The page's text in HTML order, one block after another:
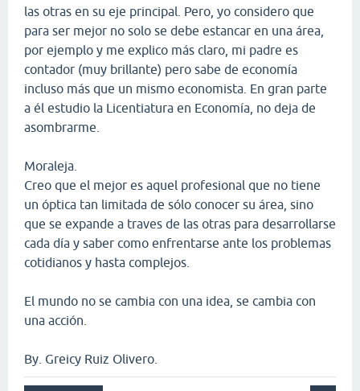
las otras en su eje principal. Pero, yo considero que
para ser mejor no solo se debe estancar en una área,
por ejemplo y me explico más claro, mi padre es
contador (muy brillante) pero sabe de economía
incluso más que un mismo economista. En gran parte
a él estudio la Licentiatura en Economía, no deja de
asombrarme.
Moraleja.
Creo que el mejor es aquel profesional que no tiene
un óptica tan limitada de sólo conocer su área, sino
que se expande a traves de las otras para desarrollarse
cada día y saber como enfrentarse ante los problemas
cotidianos y hasta complejos.
El mundo no se cambia con una idea, se cambia con
una acción.
By. Greicy Ruiz Olivero.